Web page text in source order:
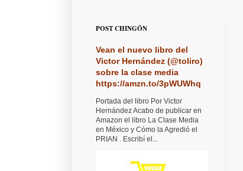
POST CHINGÓN
Vean el nuevo libro del
Victor Hernández (@toliro)
sobre la clase media
https://amzn.to/3pWUWhq
Portada del libro Por Victor
Hernández Acabo de publicar en
Amazon el libro La Clase Media
en México y Cómo la Agredió el
PRIAN . Escribí el...